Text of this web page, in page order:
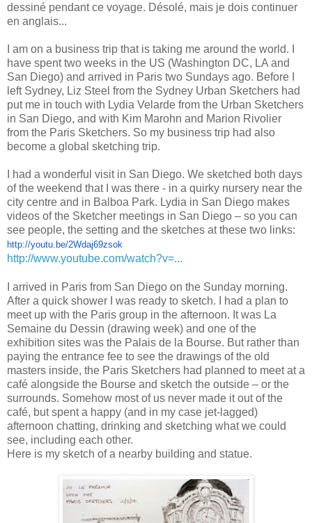
dessiné pendant ce voyage. Désolé, mais je dois continuer
en anglais...
I am on a business trip that is taking me around the world. I
have spent two weeks in the US (Washington DC, LA and
San Diego) and arrived in Paris two Sundays ago. Before I
left Sydney, Liz Steel from the Sydney Urban Sketchers had
put me in touch with Lydia Velarde from the Urban Sketchers
in San Diego, and with Kim Marohn and Marion Rivolier
from the Paris Sketchers. So my business trip had also
become a global sketching trip.
I had a wonderful visit in San Diego. We sketched both days
of the weekend that I was there - in a quirky nursery near the
city centre and in Balboa Park. Lydia in San Diego makes
videos of the Sketcher meetings in San Diego – so you can
see people, the setting and the sketches at these two links:
http://youtu.be/2Wdaj69zsok
http://www.youtube.com/watch?v=...
I arrived in Paris from San Diego on the Sunday morning.
After a quick shower I was ready to sketch. I had a plan to
meet up with the Paris group in the afternoon. It was La
Semaine du Dessin (drawing week) and one of the
exhibition sites was the Palais de la Bourse. But rather than
paying the entrance fee to see the drawings of the old
masters inside, the Paris Sketchers had planned to meet at a
café alongside the Bourse and sketch the outside – or the
surrounds. Somehow most of us never made it out of the
café, but spent a happy (and in my case jet-lagged)
afternoon chatting, drinking and sketching what we could
see, including each other.
Here is my sketch of a nearby building and statue.